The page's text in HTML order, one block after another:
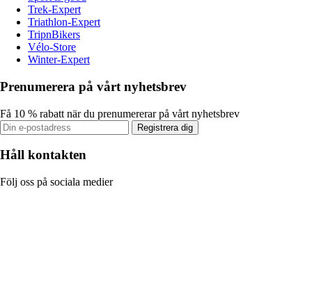
Trek-Expert
Triathlon-Expert
TripnBikers
Vélo-Store
Winter-Expert
Prenumerera på vårt nyhetsbrev
Få 10 % rabatt när du prenumererar på vårt nyhetsbrev
Registrera dig
Håll kontakten
Följ oss på sociala medier